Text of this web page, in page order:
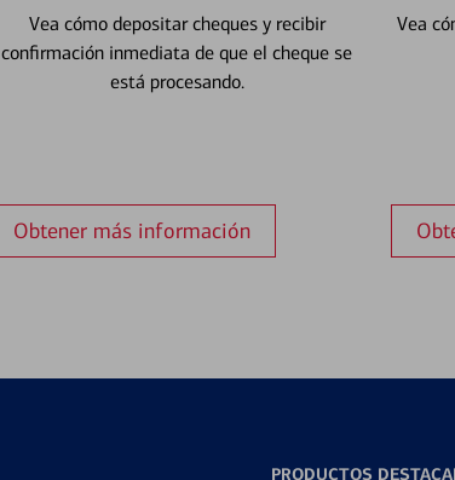
Vea cómo depositar cheques y recibir
confirmación inmediata de que el cheque se
está procesando.
Obtener más información
Vea
PRODUCTOS